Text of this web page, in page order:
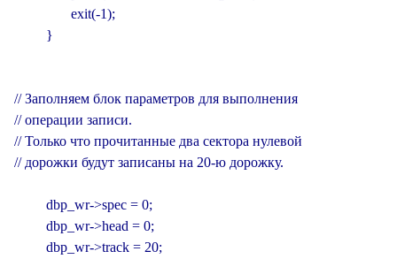
                exit(-1);
         }
// Заполняем блок параметров для выполнения
// операции записи.
// Только что прочитанные два сектора нулевой
// дорожки будут записаны на 20-ю дорожку.
         dbp_wr->spec = 0;
         dbp_wr->head = 0;
         dbp_wr->track = 20;